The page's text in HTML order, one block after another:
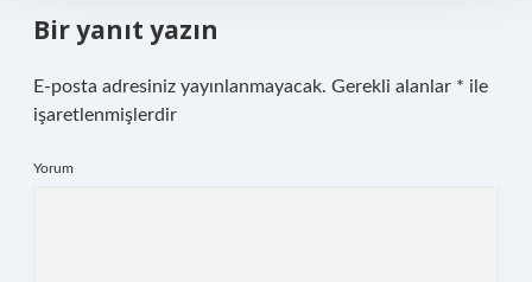
Bir yanıt yazın
E-posta adresiniz yayınlanmayacak. Gerekli alanlar * ile
işaretlenmişlerdir
Yorum